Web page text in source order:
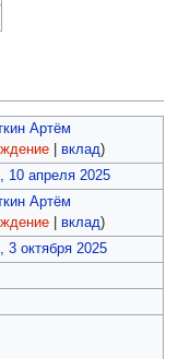
Артём
| вклад)
10 апреля 2025
Артём
| вклад)
3 октября 2025